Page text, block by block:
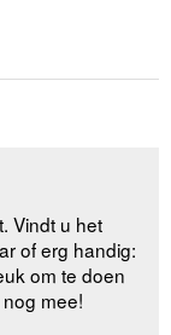
Vindt u het
of erg handig:
om te doen
mee!